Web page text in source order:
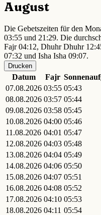
August
Die Gebetszeiten für den
03:55 und 21:29. Die
Fajr 04:12, Dhuhr Dhuhr
07:32 und Isha Isha 09:07.
Drucken
Datum Fajr
07.08.2026 03:55 05:43
08.08.2026 03:57 05:44
09.08.2026 03:58 05:45
10.08.2026 04:00 05:46
11.08.2026 04:01 05:47
12.08.2026 04:03 05:48
13.08.2026 04:04 05:49
14.08.2026 04:06 05:50
15.08.2026 04:07 05:51
16.08.2026 04:08 05:52
17.08.2026 04:10 05:53
18.08.2026 04:11 05:54